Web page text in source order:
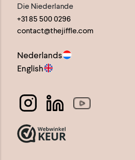
Die Niederlande
+31 85 500 0296
contact@thejiffle.com
Nederlands
English